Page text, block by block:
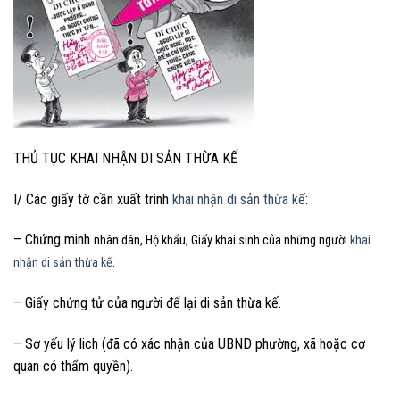
THỦ TỤC KHAI NHẬN DI SẢN THỪA KẾ
I/ Các giấy tờ cần xuất trình khai nhận di sản thừa kế:
– Chứng minh nhân dân, Hộ khẩu, Giấy khai sinh của những người khai
nhận di sản thừa kế.
– Giấy chứng tử của người để lại di sản thừa kế.
– Sơ yếu lý lich (đã có xác nhận của UBND phường, xã hoặc cơ
quan có thẩm quyền).